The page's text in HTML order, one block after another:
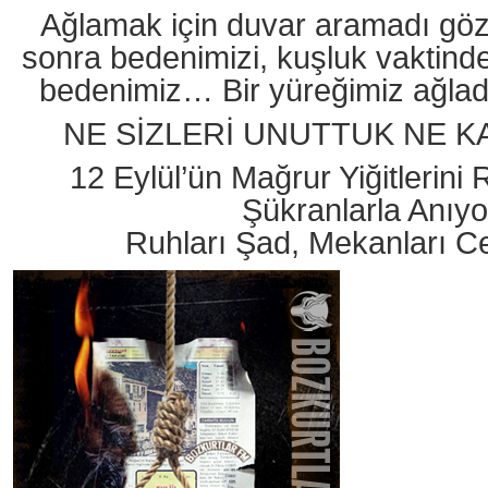
Ağlamak için duvar aramadı
sonra bedenimizi, kuşluk
bedenimiz… Bir yüreğimiz
NE SİZLERİ UNUTTUK NE
12 Eylül’ün Mağrur Yiğitlerini
Şükranlarla
Ruhları Şad, Mekanları